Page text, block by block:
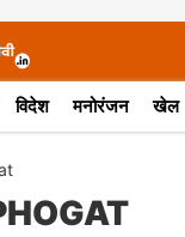
विदेश मनोरंजन खेल